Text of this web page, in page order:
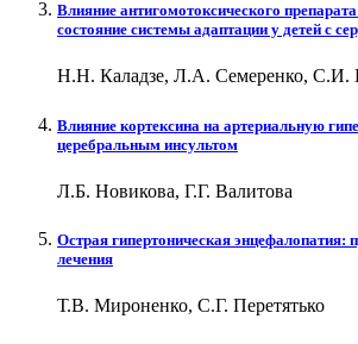
Влияние антигомотоксического
состояние системы адаптации у детей с
Н.Н. Каладзе, Л.А. Семеренко, С.И.
Влияние кортексина на артериальную
церебральным инсультом
Л.Б. Новикова, Г.Г. Валитова
Острая гипертоническая энцефалопатия:
лечения
Т.В. Мироненко, С.Г. Перетятько